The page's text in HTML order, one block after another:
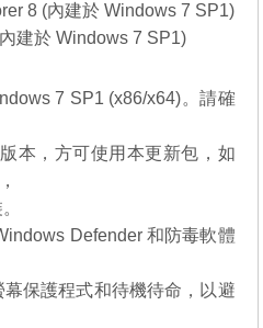
8 (內建於 Windows 7 SP1)
建於 Windows 7 SP1)
7 SP1 (x86/x64)。請確
本，方可使用本更新包，如
，
Defender 和防毒軟體
保護程式和待機待命，以避